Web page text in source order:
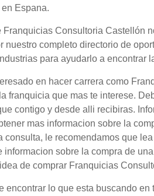
Espana.
Franquicias Consultoria Castellón
nuestro completo directorio de
para ayudarlo a encontrar
en hacer carrera como
franquicia que mas te interese.
contigo y desde alli recibiras.
mas informacion sobre la
consulta, le recomendamos que
informacion sobre la compra de
de comprar Franquicias
encontrar lo que esta buscando